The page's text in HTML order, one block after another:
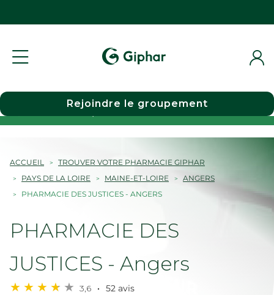
Choisir une pharmacie
Rejoindre le groupement
ACCUEIL
TROUVER VOTRE PHARMACIE GIPHAR
PAYS DE LA LOIRE
MAINE-ET-LOIRE
ANGERS
PHARMACIE DES JUSTICES - ANGERS
PHARMACIE DES
JUSTICES - Angers
3,6 52 avis